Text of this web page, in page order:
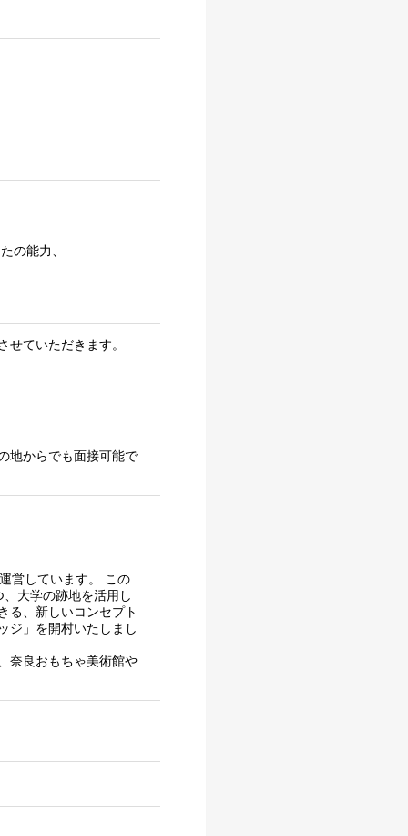
の能力、
ていただきます。
地からでも面接可能で
営しています。 この
大学の跡地を活用し
る、新しいコンセプト
ジ」を開村いたしまし
奈良おもちゃ美術館や